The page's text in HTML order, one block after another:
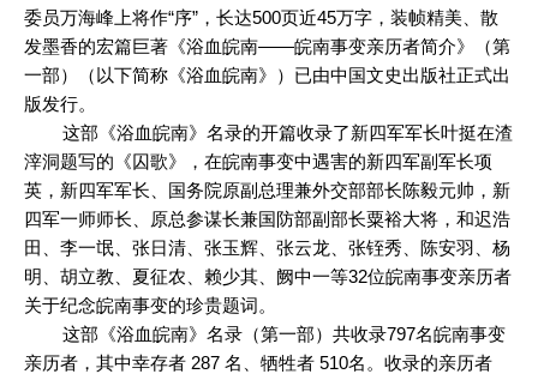
委员万海峰上将作“序”，长达500页近45万字，装帧精美、散
发墨香的宏篇巨著《浴血皖南——皖南事变亲历者简介》（第
一部）（以下简称《浴血皖南》）已由中国文史出版社正式出
版发行。
这部《浴血皖南》名录的开篇收录了新四军军长叶挺在渣
滓洞题写的《囚歌》，在皖南事变中遇害的新四军副军长项
英，新四军军长、国务院原副总理兼外交部部长陈毅元帅，新
四军一师师长、原总参谋长兼国防部副部长粟裕大将，和迟浩
田、李一氓、张日清、张玉辉、张云龙、张铚秀、陈安羽、杨
明、胡立教、夏征农、赖少其、阙中一等32位皖南事变亲历者
关于纪念皖南事变的珍贵题词。
这部《浴血皖南》名录（第一部）共收录797名皖南事变
亲历者，其中幸存者 287 名、牺牲者 510名。收录的亲历者